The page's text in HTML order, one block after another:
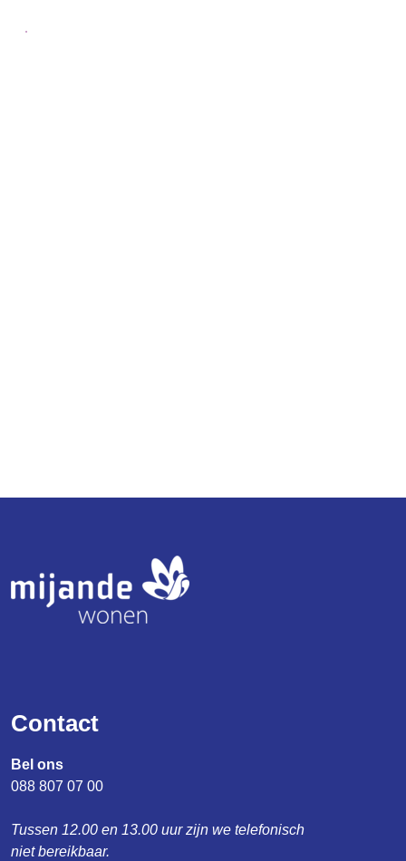
Logo
Contact
Bel ons
088 807 07 00
Tussen 12.00 en 13.00 uur zijn we telefonisch
niet bereikbaar.